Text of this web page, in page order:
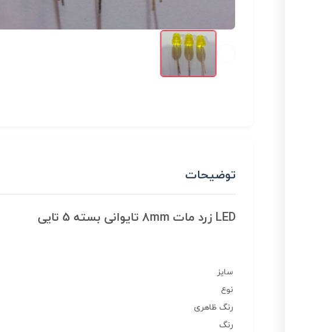
توضیحات
LED زرد مات 8mm تایوانی بسته 5 تایی
سایز
نوع
رنگ ظاهری
رنگ